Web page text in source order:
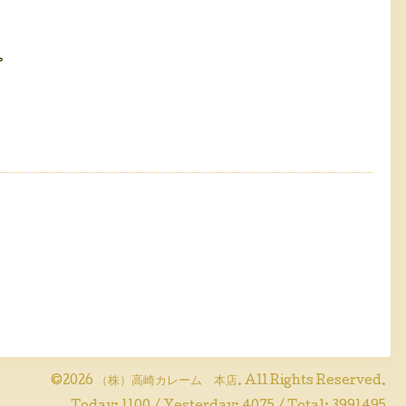
©2026 （株）高崎カレーム 本店. All Rights Reserved.